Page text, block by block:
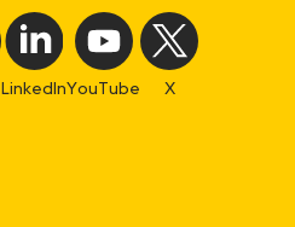
LinkedInYouTube X